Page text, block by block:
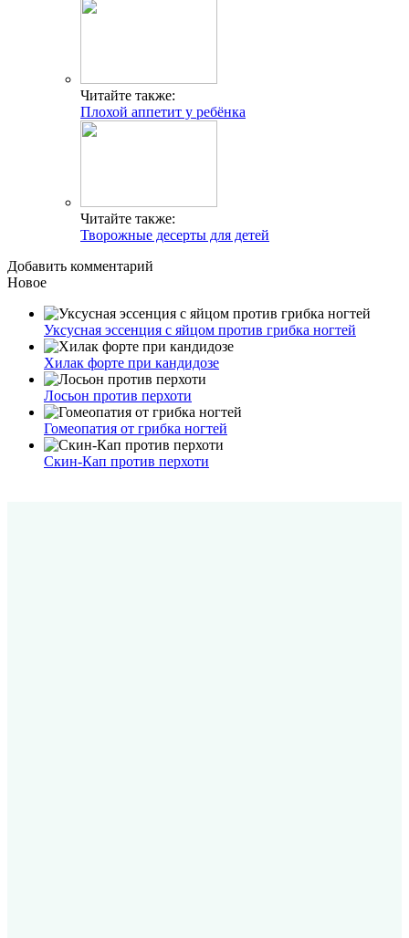
Читайте также:
Плохой аппетит у ребёнка
Читайте также:
Творожные десерты для детей
Добавить комментарий
Новое
Уксусная эссенция с яйцом против грибка ногтей
Хилак форте при кандидозе
Лосьон против перхоти
Гомеопатия от грибка ногтей
Скин-Кап против перхоти